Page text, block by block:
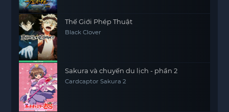
Thế Giới Phép Thuật
Black Clover
Sakura và chuyến du lịch - phần 2
Cardcaptor Sakura 2